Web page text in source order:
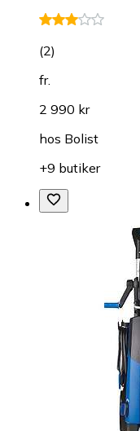
(2)
fr.
2 990 kr
hos Bolist
+9 butiker